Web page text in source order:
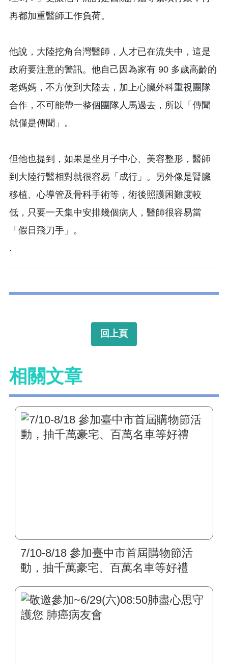
再都加重醫師工作負荷。
他說，大陸挖角台灣醫師，人才已在流失中，這是
政府要注意的警訊。他自己因為家有 90 多歲高齡的
老媽媽，不方便到大陸去，加上心臟外科重視團隊
合作，不可能帶一整個團隊人馬過去，所以「傳聞
就僅是傳聞」。
但他也提到，如果是坐月子中心、美容整形，醫師
到大陸行醫相對就很容易「成行」。另外像是腎臟
移植、心導管及骨科手術等，術後照護困難度較
低，只要一天集中安排幾個病人，醫師很容易當
「假日飛刀手」。
.
回上頁
相關文章
7/10-8/18 參加臺中市首屆購物節活
動，抽千萬豪宅、百萬名車等好禮